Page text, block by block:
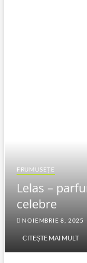
FRUMUSEȚE
Lelas –
celebre
NOIEMBRIE 8, 2025
CITEȘTE MAI MULT